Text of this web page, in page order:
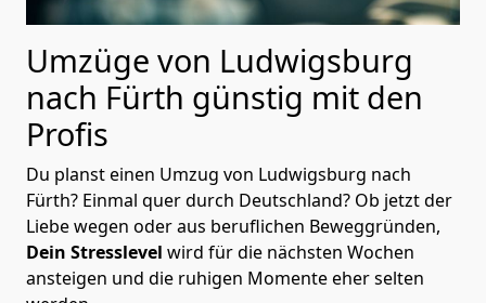
Umzüge von Ludwigsburg
nach Fürth günstig mit den
Profis
Du planst einen Umzug von Ludwigsburg nach
Fürth? Einmal quer durch Deutschland? Ob jetzt der
Liebe wegen oder aus beruflichen Beweggründen,
Dein Stresslevel wird für die nächsten Wochen
ansteigen und die ruhigen Momente eher selten